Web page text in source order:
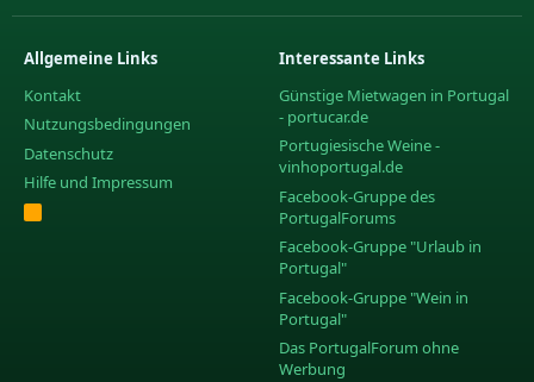
Allgemeine Links
Kontakt
Nutzungsbedingungen
Datenschutz
Hilfe und Impressum
R
S
Interessante Links
Günstige Mietwagen in Portugal
- portucar.de
Portugiesische Weine -
vinhoportugal.de
Facebook-Gruppe des
PortugalForums
Facebook-Gruppe "Urlaub in
Portugal"
Facebook-Gruppe "Wein in
Portugal"
Das PortugalForum ohne
Werbung